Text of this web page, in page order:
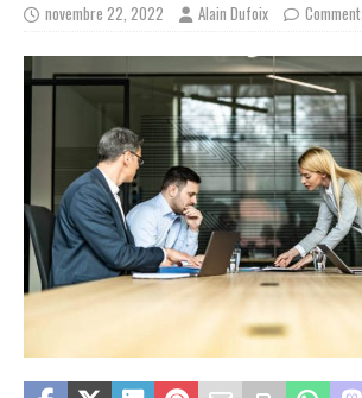
novembre 22, 2022 Alain Dufoix